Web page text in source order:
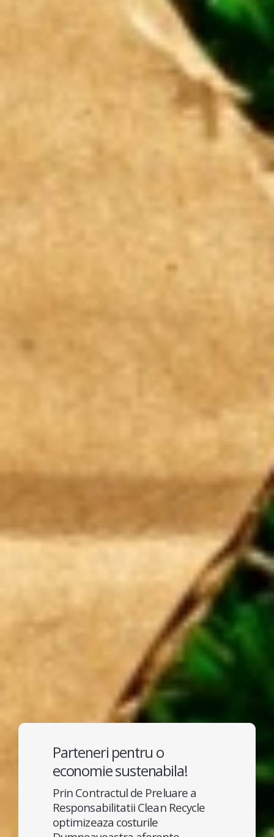
Parteneri pentru o
economie sustenabila!
Prin Contractul de Preluare a
Responsabilitatii Clean Recycle
optimizeaza costurile